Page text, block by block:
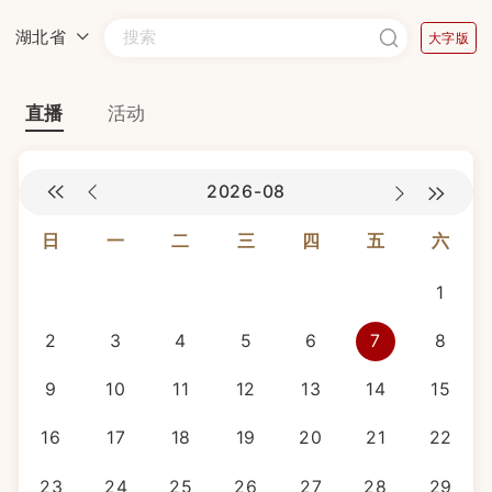
湖北省 大字版
直播 活动
2026-08
日 一 二 三 四 五 六
1
2 3 4 5 6 7 8
9 10 11 12 13 14 15
16 17 18 19 20 21 22
23 24 25 26 27 28 29